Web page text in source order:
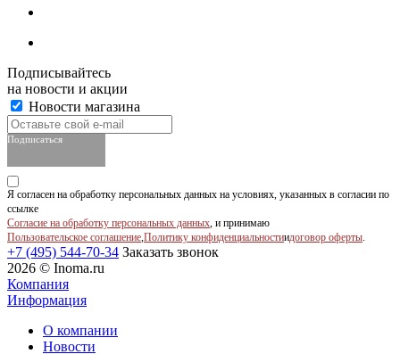
Подписывайтесь
на новости и акции
Новости магазина
Подписаться
Я согласен на обработку персональных данных на условиях, указанных в согласии по
ссылке
Согласие на обработку персональных данных, и принимаю
Пользовательское соглашение,Политику конфиденциальностиидоговор оферты.
+7 (495) 544-70-34 Заказать звонок
2026 © Inoma.ru
Компания
Информация
О компании
Новости